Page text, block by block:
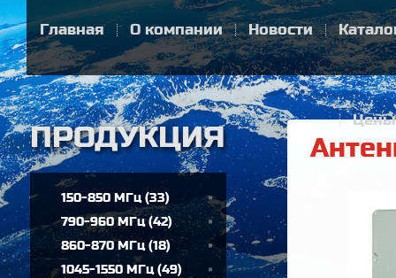
Главная О компании Новости
Цены
150-850 МГц(33)
790-960 МГц(42)
860-870 МГц(18)
1045-1550 МГц(49)